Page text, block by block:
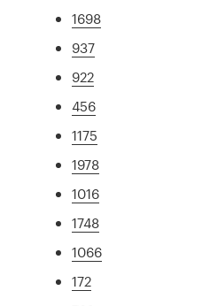
1698
937
922
456
1175
1978
1016
1748
1066
172